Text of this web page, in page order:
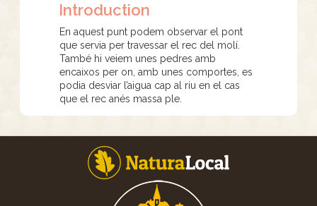
Introduction
En aquest punt podem observar el pont
que servia per travessar el rec del molí.
També hi veiem unes pedres amb
encaixos per on, amb unes comportes, es
podia desviar l’aigua cap al riu en el cas
que el rec anés massa ple.